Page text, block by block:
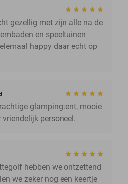
gezellig met zijn alle na de
en speeltuinen
happy daar echt op
glampingtent, mooie
vriendelijk personeel.
hebben we ontzettend
we zeker nog een keertje